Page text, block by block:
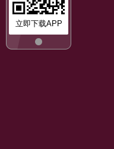
立即下载APP